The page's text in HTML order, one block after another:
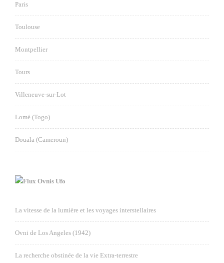
Paris
Toulouse
Montpellier
Tours
Villeneuve-sur-Lot
Lomé (Togo)
Douala (Cameroun)
Ovnis Ufo
La vitesse de la lumière et les voyages interstellaires
Ovni de Los Angeles (1942)
La recherche obstinée de la vie Extra-terrestre